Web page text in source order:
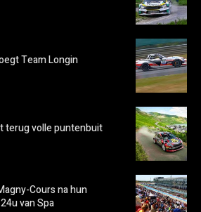
Team Longin
terug volle puntenbuit
Cours na hun
van Spa